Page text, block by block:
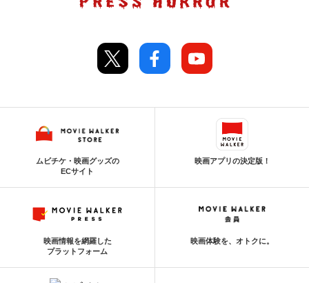
ムビチケ・映画グッズの
ECサイト
映画アプリの決定版！
映画情報を網羅した
プラットフォーム
映画体験を、オトクに。